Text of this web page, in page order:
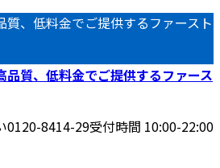
質、低料金でご提供するファースト
0120-8414-29受付時間 10:00-22:00